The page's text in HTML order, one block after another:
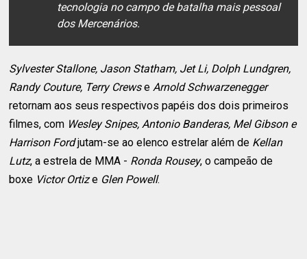
tecnologia no campo de batalha mais pessoal
dos Mercenários.
Sylvester Stallone, Jason Statham, Jet Li, Dolph Lundgren,
Randy Couture, Terry CrewseArnold Schwarzenegger
retornam aos seus respectivos papéis dos dois primeiros
filmes, com Wesley Snipes, Antonio Banderas, Mel Gibson e
Harrison Fordjutam-se ao elenco estrelar além de Kellan
Lutz, a estrela de MMA - Ronda Rousey, o campeão de
boxe Victor Ortize Glen Powell.